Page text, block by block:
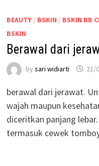
BEAUTY/ BSKIN / BSKIN BB
BSKIN
Berawal dari
by sari widiarti 21/
berawal dari jerawat.
wajah maupun
diceritkan panjang
termasuk cewek